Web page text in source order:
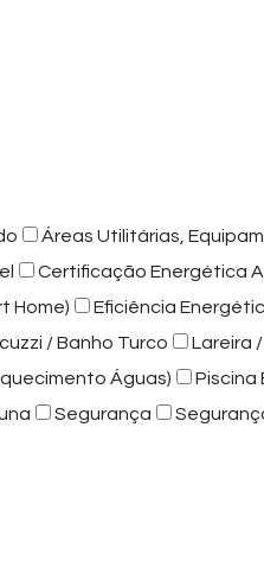
Áreas Utilitárias,
Certificação Energética A
Home) Eficiência
/ Banho Turco Lareira
Águas) Piscina
Segurança